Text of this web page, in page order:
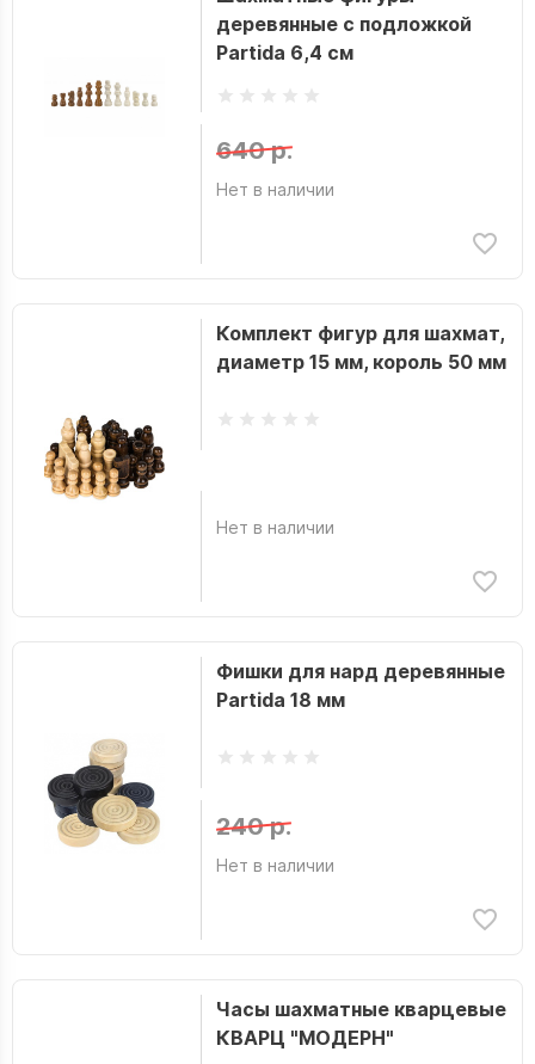
деревянные с подложкой
Partida 6,4 см
640 р.
Нет в наличии
Комплект фигур для шахмат,
диаметр 15 мм, король 50 мм
Нет в наличии
Фишки для нард деревянные
Partida 18 мм
240 р.
Нет в наличии
Часы шахматные кварцевые
КВАРЦ "МОДЕРН"